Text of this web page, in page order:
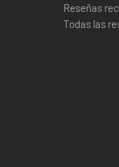
Reseñas
Todas las